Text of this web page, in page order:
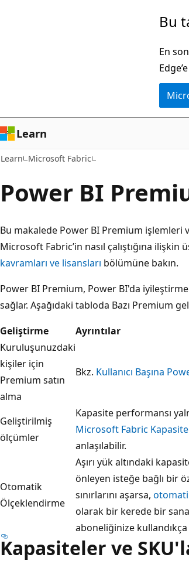
Bu
En
Learn
Learn Microsoft Fabric
Power BI
Bu makalede Power BI Premium işlemleri
Microsoft Fabric’in nasıl çalıştığına
kavramları ve lisansları bölümüne bakın.
Power BI Premium, Power BI'da
sağlar. Aşağıdaki tabloda Bazı Premium
Geliştirme
Ayrıntılar
Kuruluşunuzdaki
kişiler için
Premium satın
alma
Bkz. Kullanıcı Başına
Geliştirilmiş
ölçümler
Kapasite performansı
Microsoft Fabric
anlaşılabilir.
Otomatik
Ölçeklendirme
Aşırı yük altındaki
önleyen isteğe bağlı bir
sınırlarını aşarsa,
olarak bir kerede bir
aboneliğinize
Kapasiteler ve